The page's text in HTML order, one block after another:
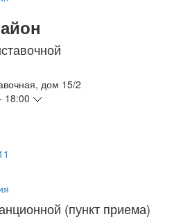
дом 15/2
18:00
(пункт приема)